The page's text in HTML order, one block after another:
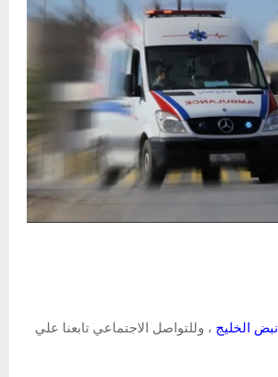
نبض الخليج ، وللتواصل الاجتماعي تابعنا علي